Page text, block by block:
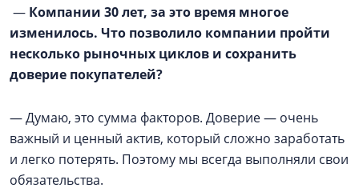
— Компании 30 лет, за это время многое
изменилось. Что позволило компании пройти
несколько рыночных циклов и сохранить
доверие покупателей?
— Думаю, это сумма факторов. Доверие — очень
важный и ценный актив, который сложно заработать
и легко потерять. Поэтому мы всегда выполняли свои
обязательства.